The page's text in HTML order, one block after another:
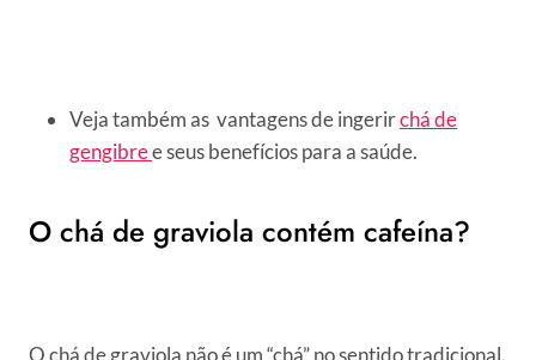
Veja também as vantagens de ingerirchá de
gengibree seus benefícios para a saúde.
O chá de graviola contém cafeína?
O chá de graviola não é um “chá” no sentido tradicional.